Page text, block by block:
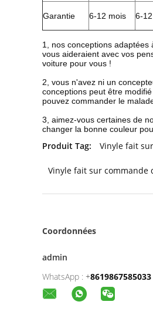
Garantie 6-12 mois 6-
1, nos conceptions
vous aideraient avec vos
voiture pour vous !
2, vous n'avez ni un
conceptions peut être
pouvez commander le
3, aimez-vous certaines de
changer la bonne couleur
Produit Tag: Vinyle fait
Vinyle fait sur commande
Coordonnées
admin
WhatsApp : +8619867585033